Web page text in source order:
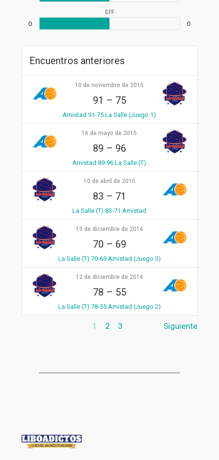
EFF
0 0
Encuentros anteriores
10 de noviembre de 2015
91 – 75
Amistad 91-75 La Salle (Juego 1)
16 de mayo de 2015
89 – 96
Amistad 89-96 La Salle (T)
10 de abril de 2015
83 – 71
La Salle (T) 83-71 Amistad
13 de diciembre de 2014
70 – 69
La Salle (T) 70-69 Amistad (Juego 3)
12 de diciembre de 2014
78 – 55
La Salle (T) 78-55 Amistad (Juego 2)
1 2 3 Siguiente